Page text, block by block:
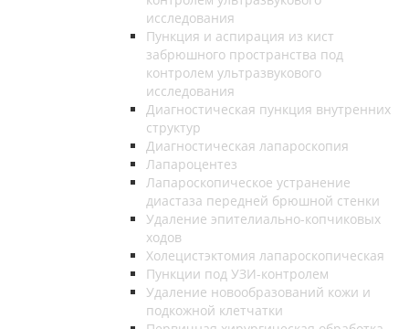
исследования
Пункция и аспирация из кист
забрюшного пространства под
контролем ультразвукового
исследования
Диагностическая пункция внутренних
структур
Диагностическая лапароскопия
Лапароцентез
Лапароскопическое устранение
диастаза передней брюшной стенки
Удаление эпителиально-копчиковых
ходов
Холецистэктомия лапароскопическая
Пункции под УЗИ-контролем
Удаление новообразований кожи и
подкожной клетчатки